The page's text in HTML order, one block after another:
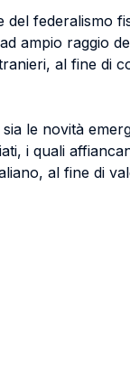
federalismo
ampio raggio
al fine di
le novità
i quali
al fine di